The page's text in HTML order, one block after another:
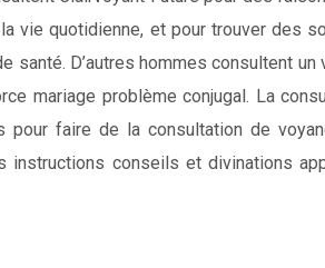
vie quotidienne, et pour trouver des
D’autres hommes consultent
mariage problème conjugal. La
pour faire de la consultation de
instructions conseils et divinations